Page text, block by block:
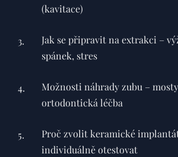
(kavitace)
Jak se připravit na extrakci –
spánek, stres
Možnosti náhrady zubu –
ortodontická léčba
Proč zvolit keramické
individuálně otestovat